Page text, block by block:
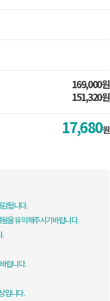
169,000원
151,320원
17,680원
됩니다.
을 유의해주시기바랍니다.
.
랍니다.
입니다.